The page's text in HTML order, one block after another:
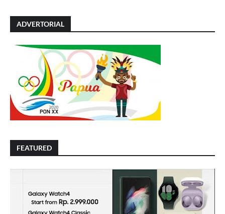
ADVERTORIAL
FEATURED